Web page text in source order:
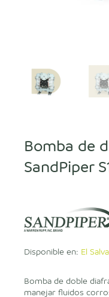
Bomba de
SandPiper
Disponible en: El
Bomba de doble
manejar fluidos